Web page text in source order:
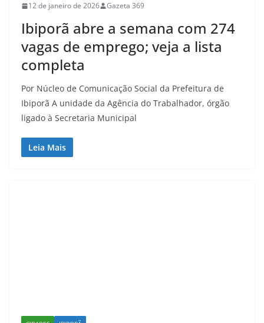
12 de janeiro de 2026 Gazeta 369
Ibiporã abre a semana com 274
vagas de emprego; veja a lista
completa
Por Núcleo de Comunicação Social da Prefeitura de
Ibiporã A unidade da Agência do Trabalhador, órgão
ligado à Secretaria Municipal
Leia Mais